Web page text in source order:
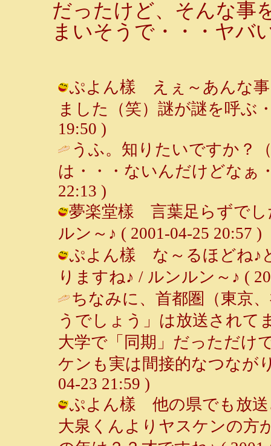
だったけど、そんな事
まいそうで・・・ヤバ
ぷよん樣 えぇ～あんな
ました（笑）謎が謎を呼ぶ
19:50 )
うふ。知りたいですか？
は・・・ないんだけどなぁ
22:13 )
夢楽堂樣 言葉足らずでし
ルン～♪ ( 2001-04-25 20:57 )
ぷよん樣 な～るほどね♪
りますね♪ / ルンルン～♪ (
ちなみに、首都圏（東京
うでしょう」は放送されて
大学で「同期」だっただけ
ケンも実は間接的なつなが
04-23 21:59 )
ぷよん樣 他の県でも放送
大泉くんよりヤスケンの方